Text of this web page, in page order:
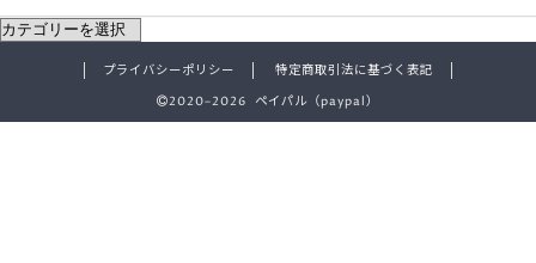
プライバシーポリシー
特定商取引法に基づく表記
2020–2026 ペイパル（paypal）